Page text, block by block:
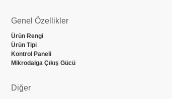
Genel Özellikler
Ürün Rengi
Ürün Tipi
Kontrol Paneli
Mikrodalga Çıkış Gücü
Diğer